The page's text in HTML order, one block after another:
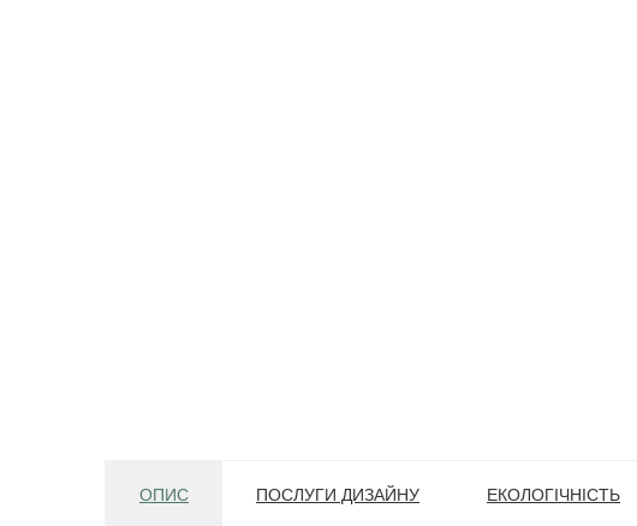
ОПИС ПОСЛУГИ ДИЗАЙНУ ЕКОЛОГІЧНІСТЬ